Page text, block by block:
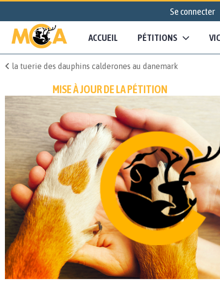
Se connecter
ACCUEIL PÉTITIONS
la tuerie des dauphins calderones au danemark
MISE À JOUR DE LA PÉTITION